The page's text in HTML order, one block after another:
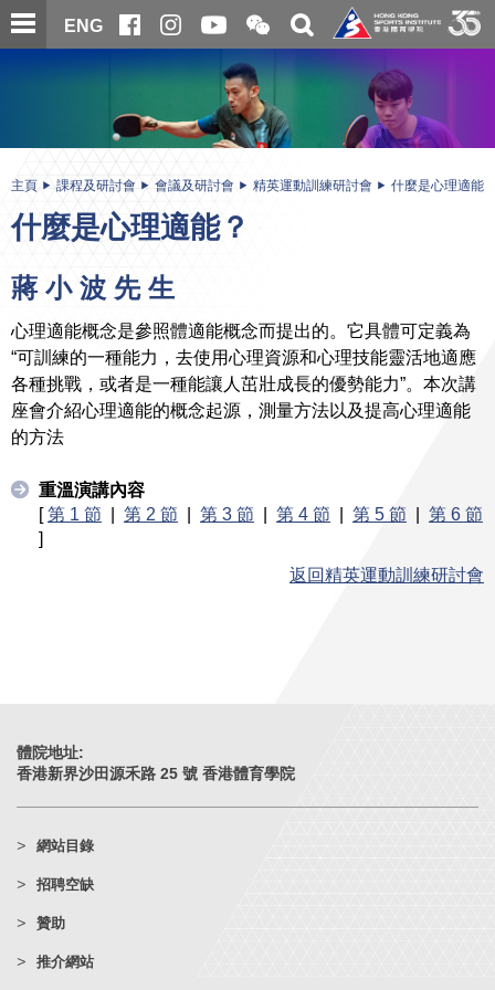
跳
至
ENG
開
合
信
二
維
碼
關
搜
主頁 課程及研討會 會議及研討會 精英運動訓練研討會 什麼是心理適能
什麼是心理適能？
蔣 小 波 先 生
心理適能概念是參照體適能概念而提出的。它具體可定義為
“可訓練的一種能力，去使用心理資源和心理技能靈活地適應
各種挑戰，或者是一種能讓人茁壯成長的優勢能力”。本次講
座會介紹心理適能的概念起源，測量方法以及提高心理適能
的方法
重溫演講內容
[第 1 節 | 第 2 節 | 第 3 節 | 第 4 節 | 第 5 節 | 第 6 節
]
返回精英運動訓練研討會
體院地址:
香港新界沙田源禾路 25 號 香港體育學院
網站目錄
招聘空缺
贊助
推介網站